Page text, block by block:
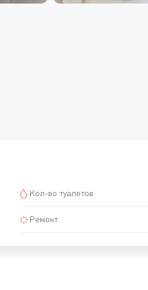
Кол-во туалетов
Ремонт